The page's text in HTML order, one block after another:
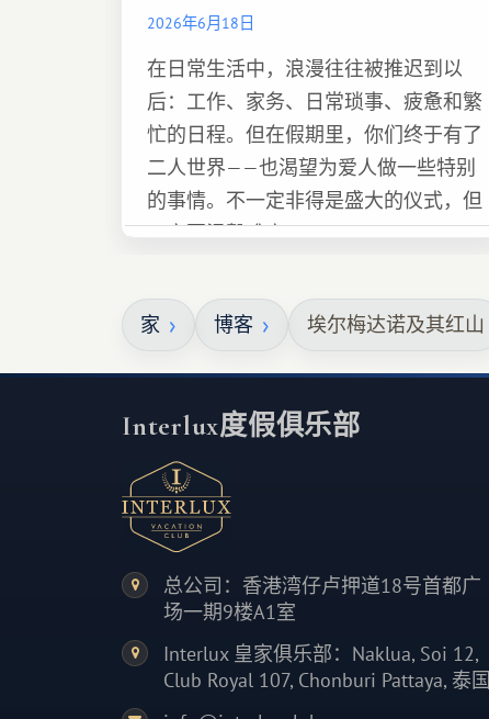
2026年6月18日
在日常生活中，浪漫往往被推迟到以
后：工作、家务、日常琐事、疲惫和繁
忙的日程。但在假期里，你们终于有了
二人世界——也渴望为爱人做一些特别
的事情。不一定非得是盛大的仪式，但
一定要温馨难忘 :)
家 博客 埃尔梅达诺及其红山
Interlux度假俱乐部
总公司：香港湾仔卢押道18号首都广
场一期9楼A1室
Interlux 皇家俱乐部：Naklua, Soi 12,
Club Royal 107, Chonburi Pattaya, 泰国